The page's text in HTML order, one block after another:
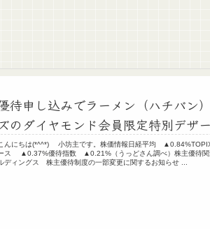
待申し込みでラーメン（ハチバン
のダイヤモンド会員限定特別デザ
んにちは(*^^*) 小坊主です。株価情報日経平均
ス ▲0.37%優待指数 ▲0.21%（うっどさん調べ）株主優待関
ディングス 株主優待制度の一部変更に関するお知らせ ...